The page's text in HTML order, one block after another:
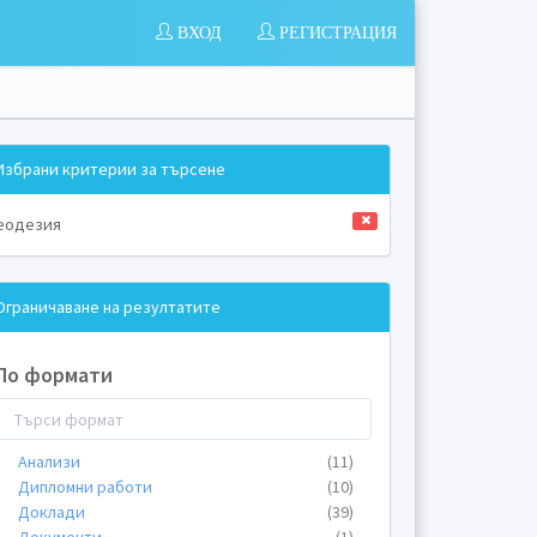
РЕГИСТРАЦИЯ
ВХОД
критерии за търсене
на резултатите
формати
Анализи
(11)
Дипломни работи
(10)
Доклади
(39)